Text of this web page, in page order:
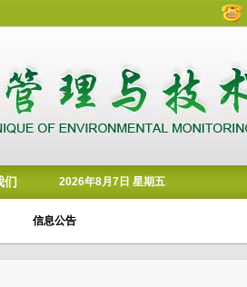
们 2026年8月7日 星期五
信息公告